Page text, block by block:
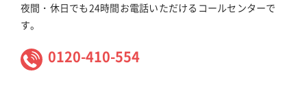
夜間・休日でも24時間お電話いただけるコールセンターで
す。
0120-410-554